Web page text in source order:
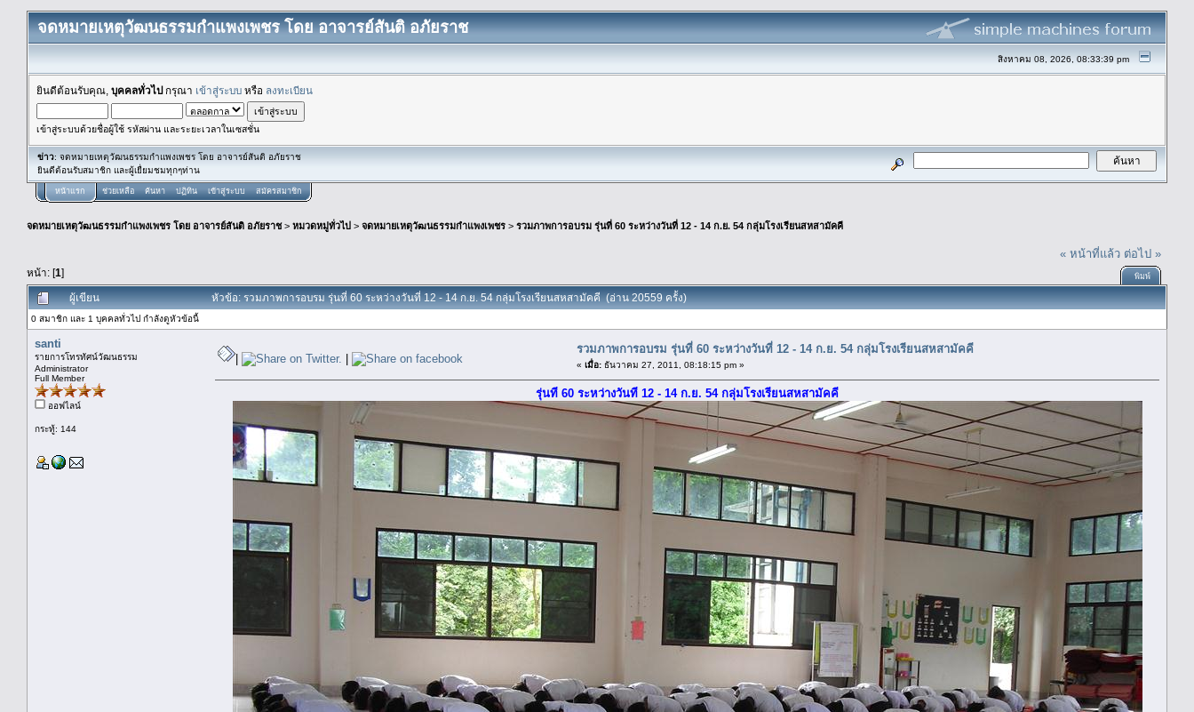
จดหมายเหตุวัฒนธรรมกำแพงเพชร โดย อาจารย์สันติ อภัยราช
สิงหาคม 08, 2026, 08:33:39 pm
ยินดีต้อนรับคุณ, บุคคลทั่วไปกรุณา เข้าสู่ระบบ หรือ ลงทะเบียน
เข้าสู่ระบบด้วยชื่อผู้ใช้ รหัสผ่าน และระยะเวลาในเซสชั่น
ข่าว: จดหมายเหตุวัฒนธรรมกำแพงเพชร โดย อาจารย์สันติ อภัยราช
ยินดีต้อนรับสมาชิก และผู้เยื่ยมชมทุกๆท่าน
หน้าแรก ช่วยเหลือ ค้นหา ปฏิทิน เข้าสู่ระบบ สมัครสมาชิก
จดหมายเหตุวัฒนธรรมกำแพงเพชร โดย อาจารย์สันติ อภัยราช> หมวดหมู่ทั่วไป > จดหมายเหตุวัฒนธรรมกำแพงเพชร > รวมภาพการอบรม รุ่นที่ 60 ระหว่างวันที่ 12 - 14 ก.ย. 54 กลุ่มโรงเรียนสหสามัคคี
หน้า: [1]
« หน้าที่แล้ว ต่อไป »
พิมพ์
ผู้เขียน หัวข้อ: รวมภาพการอบรม รุ่นที่ 60 ระหว่างวันที่ 12 - 14 ก.ย. 54 กลุ่มโรงเรียนสหสามัคคี (อ่าน 20559 ครั้ง)
0 สมาชิก และ 1 บุคคลทั่วไป กำลังดูหัวข้อนี้
santi
รายการโทรทัศน์วัฒนธรรม
Administrator
Full Member
ออฟไลน์
กระทู้: 144
| |
รวมภาพการอบรม รุ่นที่ 60 ระหว่างวันที่ 12 - 14 ก.ย. 54 กลุ่มโรงเรียนสหสามัคคี
« เมื่อ: ธันวาคม 27, 2011, 08:18:15 pm »
รุ่นที่ 60 ระหว่างวันที่ 12 - 14 ก.ย. 54 กลุ่มโรงเรียนสหสามัคคี